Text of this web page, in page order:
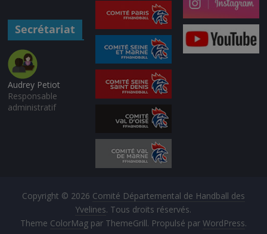
Secrétariat
Audrey Petiot
Responsable
administratif
Copyright © 2026 Comité Départemental de Handball des
Yvelines. Tous droits réservés.
Theme ColorMagpar ThemeGrill. Propulsé par WordPress.